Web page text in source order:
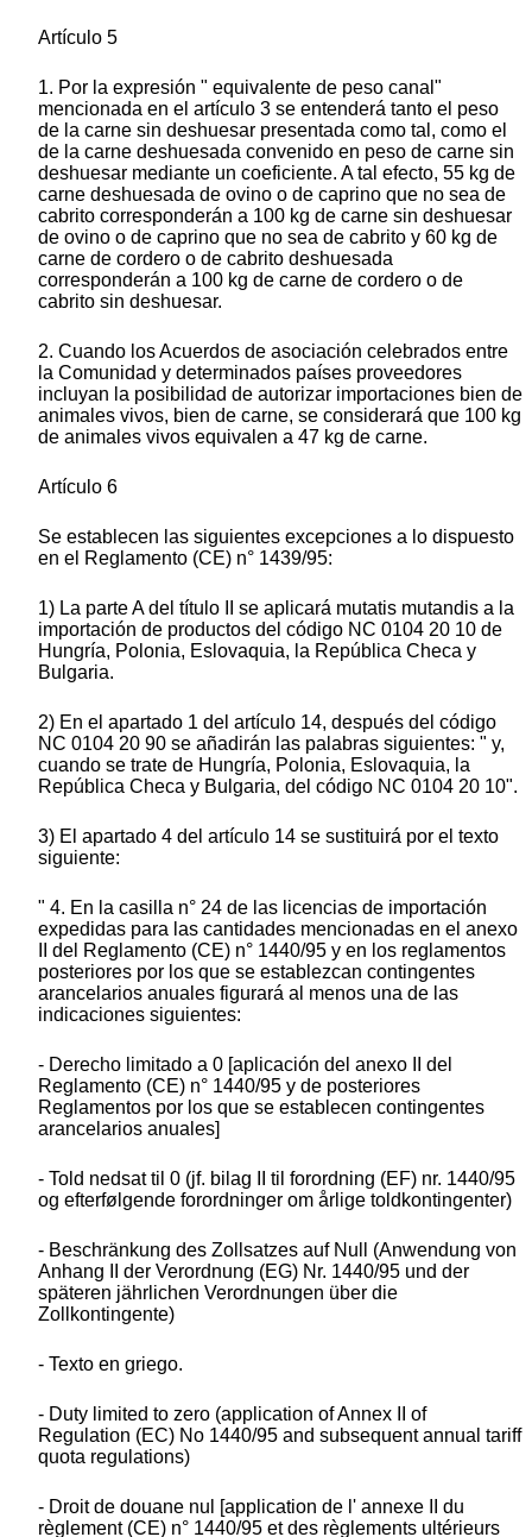
Artículo 5
1. Por la expresión " equivalente de peso canal"
mencionada en el artículo 3 se entenderá tanto el peso
de la carne sin deshuesar presentada como tal, como el
de la carne deshuesada convenido en peso de carne sin
deshuesar mediante un coeficiente. A tal efecto, 55 kg de
carne deshuesada de ovino o de caprino que no sea de
cabrito corresponderán a 100 kg de carne sin deshuesar
de ovino o de caprino que no sea de cabrito y 60 kg de
carne de cordero o de cabrito deshuesada
corresponderán a 100 kg de carne de cordero o de
cabrito sin deshuesar.
2. Cuando los Acuerdos de asociación celebrados entre
la Comunidad y determinados países proveedores
incluyan la posibilidad de autorizar importaciones bien de
animales vivos, bien de carne, se considerará que 100 kg
de animales vivos equivalen a 47 kg de carne.
Artículo 6
Se establecen las siguientes excepciones a lo dispuesto
en el Reglamento (CE) n° 1439/95:
1) La parte A del título II se aplicará mutatis mutandis a la
importación de productos del código NC 0104 20 10 de
Hungría, Polonia, Eslovaquia, la República Checa y
Bulgaria.
2) En el apartado 1 del artículo 14, después del código
NC 0104 20 90 se añadirán las palabras siguientes: " y,
cuando se trate de Hungría, Polonia, Eslovaquia, la
República Checa y Bulgaria, del código NC 0104 20 10".
3) El apartado 4 del artículo 14 se sustituirá por el texto
siguiente:
" 4. En la casilla n° 24 de las licencias de importación
expedidas para las cantidades mencionadas en el anexo
II del Reglamento (CE) n° 1440/95 y en los reglamentos
posteriores por los que se establezcan contingentes
arancelarios anuales figurará al menos una de las
indicaciones siguientes:
- Derecho limitado a 0 [aplicación del anexo II del
Reglamento (CE) n° 1440/95 y de posteriores
Reglamentos por los que se establecen contingentes
arancelarios anuales]
- Told nedsat til 0 (jf. bilag II til forordning (EF) nr. 1440/95
og efterfølgende forordninger om årlige toldkontingenter)
- Beschränkung des Zollsatzes auf Null (Anwendung von
Anhang II der Verordnung (EG) Nr. 1440/95 und der
späteren jährlichen Verordnungen über die
Zollkontingente)
- Texto en griego.
- Duty limited to zero (application of Annex II of
Regulation (EC) No 1440/95 and subsequent annual tariff
quota regulations)
- Droit de douane nul [application de l' annexe II du
règlement (CE) n° 1440/95 et des règlements ultérieurs